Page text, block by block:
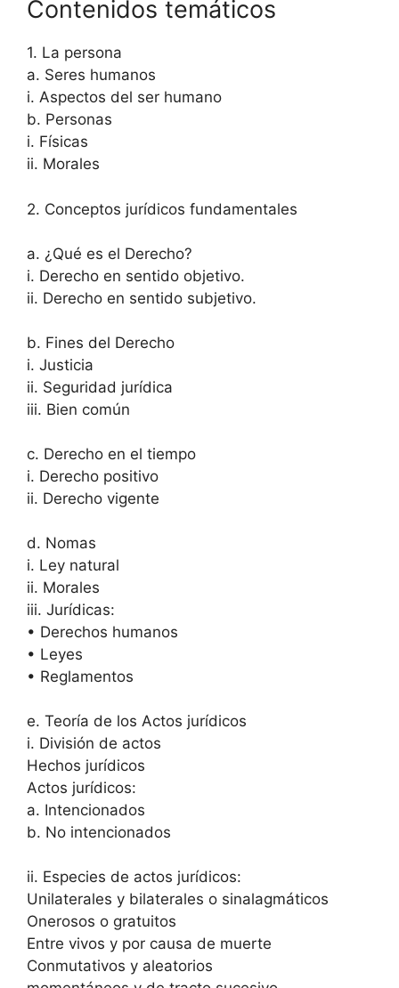
Contenidos temáticos
1. La persona
a. Seres humanos
i. Aspectos del ser humano
b. Personas
i. Físicas
ii. Morales
2. Conceptos jurídicos fundamentales
a. ¿Qué es el Derecho?
i. Derecho en sentido objetivo.
ii. Derecho en sentido subjetivo.
b. Fines del Derecho
i. Justicia
ii. Seguridad jurídica
iii. Bien común
c. Derecho en el tiempo
i. Derecho positivo
ii. Derecho vigente
d. Nomas
i. Ley natural
ii. Morales
iii. Jurídicas:
• Derechos humanos
• Leyes
• Reglamentos
e. Teoría de los Actos jurídicos
i. División de actos
Hechos jurídicos
Actos jurídicos:
a. Intencionados
b. No intencionados
ii. Especies de actos jurídicos:
Unilaterales y bilaterales o sinalagmáticos
Onerosos o gratuitos
Entre vivos y por causa de muerte
Conmutativos y aleatorios